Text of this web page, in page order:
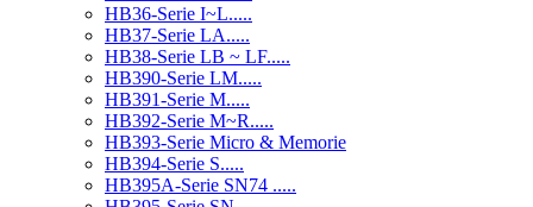
HB36-Serie I~L.....
HB37-Serie LA.....
HB38-Serie LB ~ LF.....
HB390-Serie LM.....
HB391-Serie M.....
HB392-Serie M~R.....
HB393-Serie Micro & Memorie
HB394-Serie S.....
HB395A-Serie SN74 .....